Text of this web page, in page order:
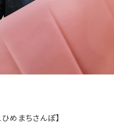
めまちさんぽ】